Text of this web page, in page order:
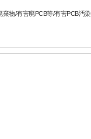
物/有害廃PCB等/有害PCB汚